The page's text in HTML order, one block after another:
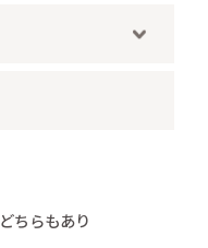
どちらもあり